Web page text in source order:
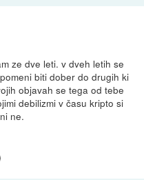
ze dve leti. v dveh letih se
biti dober do drugih ki
objavah se tega od tebe
debilizmi v času kripto si
ne.